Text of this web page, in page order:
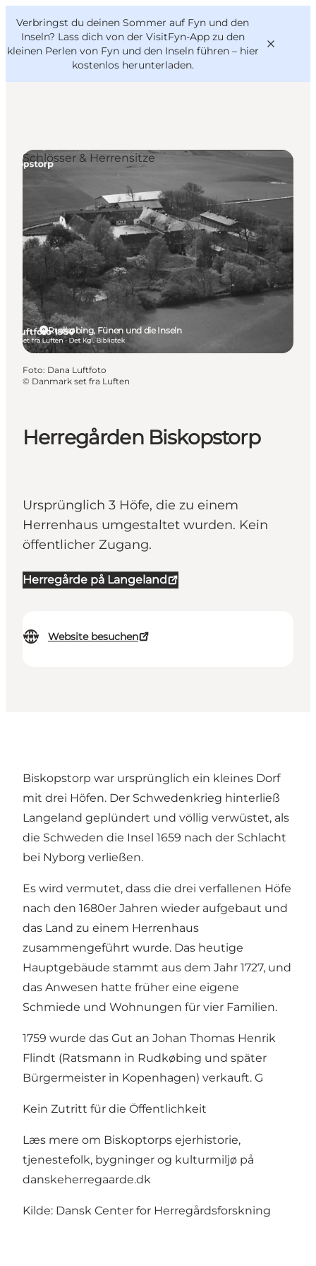
Verbringst du deinen Sommer auf Fyn und den
Inseln? Lass dich von der VisitFyn-App zu den
kleinen Perlen von Fyn und den Inseln führen – hier
kostenlos herunterladen.
Reise Ideen
Outdoor & bike
Essen & trinken
Übernachtung
VisitFyn
Deutsch
Herregården Biskopstorp
Ursprünglich 3 Höfe, die zu einem
Herrenhaus umgestaltet wurden. Kein
öffentlicher Zugang.
Herregårde på Langeland
Website besuchen
Rudkøbing, Fünen und die Inseln
Schlösser & Herrensitze
Foto: Dana Luftfoto
© Danmark set fra Luften
Biskopstorp war ursprünglich ein kleines Dorf
mit drei Höfen. Der Schwedenkrieg hinterließ
Langeland geplündert und völlig verwüstet, als
die Schweden die Insel 1659 nach der Schlacht
bei Nyborg verließen.
Es wird vermutet, dass die drei verfallenen Höfe
nach den 1680er Jahren wieder aufgebaut und
das Land zu einem Herrenhaus
zusammengeführt wurde. Das heutige
Hauptgebäude stammt aus dem Jahr 1727, und
das Anwesen hatte früher eine eigene
Schmiede und Wohnungen für vier Familien.
1759 wurde das Gut an Johan Thomas Henrik
Flindt (Ratsmann in Rudkøbing und später
Bürgermeister in Kopenhagen) verkauft. G
Kein Zutritt für die Öffentlichkeit
Læs mere om Biskoptorps ejerhistorie,
tjenestefolk, bygninger og kulturmiljø på
danskeherregaarde.dk
Kilde: Dansk Center for Herregårdsforskning